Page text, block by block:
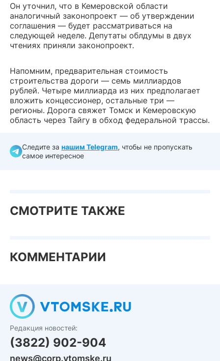
Он уточнил, что в Кемеровской области
аналогичный законопроект — об утверждении
соглашения — будет рассматриваться на
следующей неделе. Депутаты облдумы в двух
чтениях приняли законопроект.
Напомним, предварительная стоимость
строительства дороги — семь миллиардов
рублей. Четыре миллиарда из них предполагает
вложить концессионер, остальные три —
регионы. Дорога свяжет Томск и Кемеровскую
область через Тайгу в обход федеральной трассы.
Следите за нашим Telegram, чтобы не пропускать
самое интересное
СМОТРИТЕ ТАКЖЕ
КОММЕНТАРИИ
Редакция новостей:
(3822) 902-904
news@corp.vtomske.ru